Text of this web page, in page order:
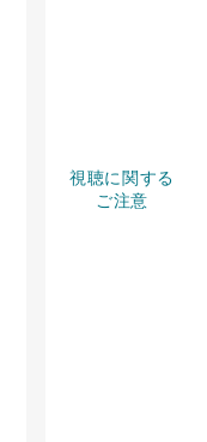
視聴に関する
ご注意